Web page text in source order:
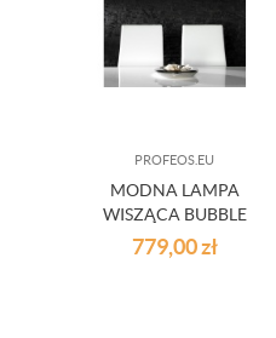
PROFEOS.EU
MODNA LAMPA
WISZĄCA BUBBLE
779,00zł